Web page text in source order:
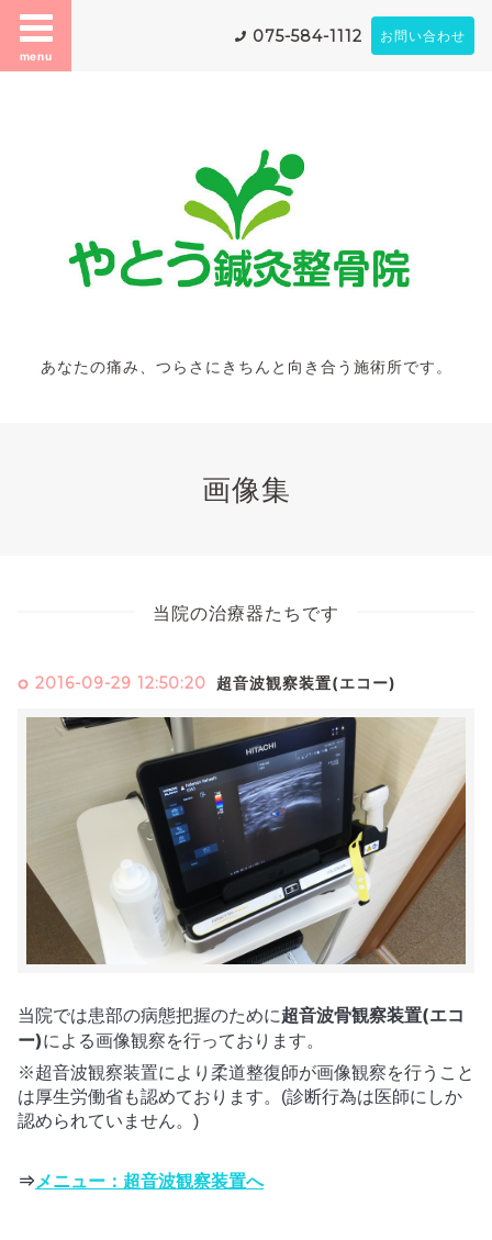
menu
075-584-1112 お問い合わせ
あなたの痛み、つらさにきちんと向き合う施術所です。
画像集
当院の治療器たちです
2016-09-29 12:50:20 超音波観察装置(エコー)
当院では患部の病態把握のために超音波骨観察装置(エコ
ー)による画像観察を行っております。
※超音波観察装置により柔道整復師が画像観察を行うこと
は厚生労働省も認めております。 (診断行為は医師にしか
認められていません。)
⇒ メニュー：超音波観察装置へ